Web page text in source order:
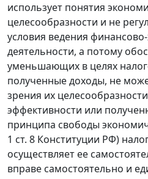
использует понятия
целесообразности и не
условия ведения
деятельности, а потому
уменьшающих в целях
полученные доходы, не
зрения их
эффективности или
принципа свободы
1 ст. 8 Конституции РФ)
осуществляет ее
вправе самостоятельно и